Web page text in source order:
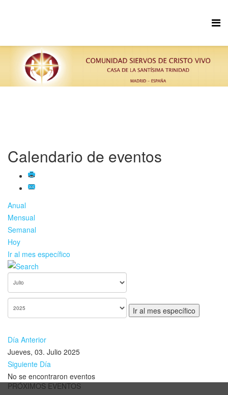
Calendario de eventos
Anual
Mensual
Semanal
Hoy
Ir al mes específico
Ir al mes específico
Día Anterior
Jueves, 03. Julio 2025
Siguiente Día
No se encontraron eventos
PRÓXIMOS EVENTOS